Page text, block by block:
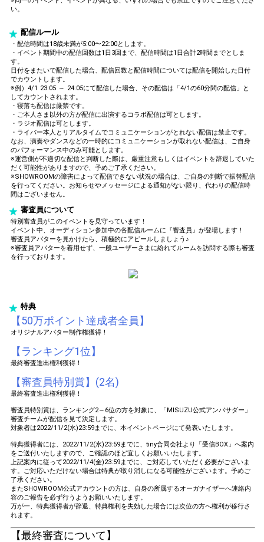
い。
配信ルール
・配信時間は18歳未満が5:00〜22:00とします。
・イベント期間中の配信回数は1日3回まで、配信時間は1日合計2時間までとしま
す。
日付をまたいで配信した場合、配信回数と配信時間については配信を開始した日付
でカウントします。
※例）4/1 23:05 ～ 24:05にて配信した場合、その配信は「4/1の60分間の配信」と
してカウントされます。
・寝落ち配信は厳禁です。
・ご本人さま以外の方が配信に出演するコラボ配信は可とします。
・ラジオ配信は可とします。
・ライバー本人とリアルタイムでコミュニケーションがとれない配信は禁止です。
なお、演奏やダンスなどの一時的にコミュニケーションが取れない配信は、ご自身
のパフォーマンス中のみ可能とします。
※運営側が不適切な配信と判断した際は、厳重注意もしくはイベントを辞退していた
だく可能性がありますので、予めご了承ください。
※SHOWROOMの障害によって配信できない状況の場合は、ご自身の判断で振替配信
を行ってください。お知らせやメッセージによる通知がない限り、代わりの配信時
間はございません。
審査員について
特別審査員がこのイベントを見守っています！
イベント中、オーディション参加中の各配信ルームに『審査員』が登場します！
審査員アバターを見かけたら、積極的にアピールしましょう♪
※審査員アバターを着用せず、一般ユーザーさまに紛れてルームを訪問する際も審査
を行っております。
特典
【50万ポイント達成者全員】
オリジナルアバター制作権獲得！
【ランキング1位】
最終審査進出権利獲得！
【審査員特別賞】(2名)
最終審査進出権利獲得！
審査員特別賞は、ランキング2～6位の方を対象に、「MISUZU公式アンバサダー」
審査チームが配信を見て決定します。
対象者は2022/11/2(水)23:59までに、本イベントページにて発表いたします。
特典獲得者には、2022/11/2(水)23:59までに、tiny合同会社より「受信BOX」へ案内
をご送付いたしますので、ご確認のほど宜しくお願いいたします。
上記案内に従って2022/11/4(金)23:59までに、ご対応していただく必要がございま
す。ご対応いただけない場合は特典が取り消しになる可能性がございます。予めご
了承ください。
またSHOWROOM公式アカウントの方は、自身の所属するオーガナイザーへ連絡内
容のご報告を必ず行うようお願いいたします。
万が一、特典獲得者が辞退、特典権利を失効した場合には次位の方へ権利が移行さ
れます。
【最終審査について】